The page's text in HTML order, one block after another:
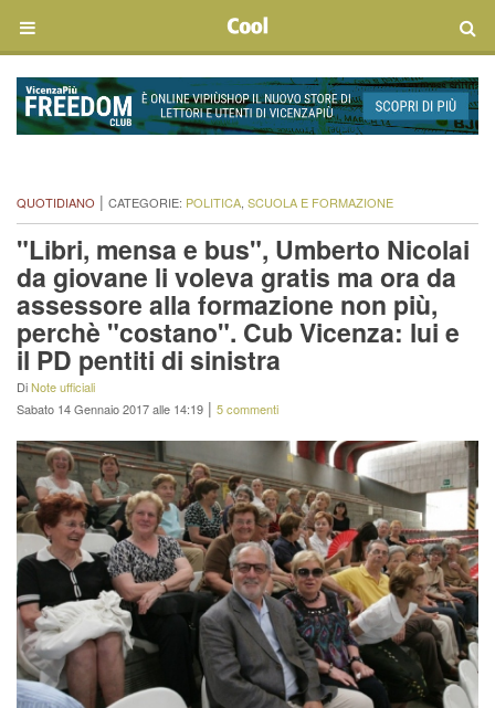
QUOTIDIANO | CATEGORIE: POLITICA, SCUOLA E FORMAZIONE
"Libri, mensa e bus", Umberto Nicolai
da giovane li voleva gratis ma ora da
assessore alla formazione non più,
perchè "costano". Cub Vicenza: lui e
il PD pentiti di sinistra
DiNote ufficiali
Sabato 14 Gennaio 2017 alle 14:19 | 5 commenti